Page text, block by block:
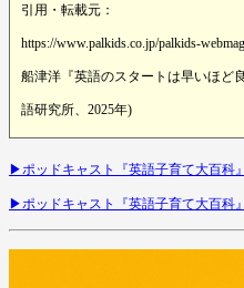
引用・転載元：
https://www.palkids.co.jp/palkids-
船津洋『英語のスタートは早いほど
語研究所、2025年)
▶︎ポッドキャスト『英語子育て大百科
▶︎ポッドキャスト『英語子育て大百科